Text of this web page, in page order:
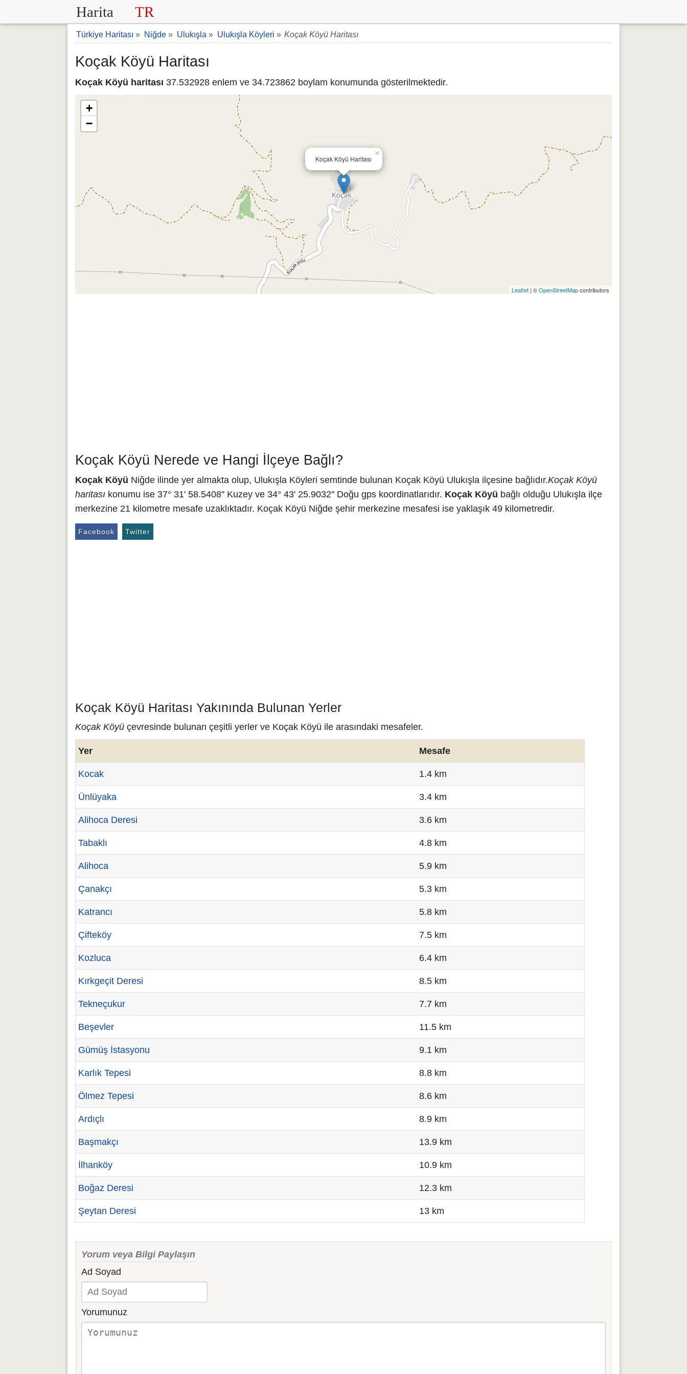
Harita TR
Türkiye Haritası » Niğde » Ulukışla » Ulukışla Köyleri » Koçak Köyü Haritası
Koçak Köyü Haritası
Koçak Köyü haritası 37.532928 enlem ve 34.723862 boylam konumunda gösterilmektedir.
Koçak Köyü Haritası
×
+
−
Leaflet | ©OpenStreetMapcontributors
Koçak Köyü Nerede ve Hangi İlçeye Bağlı?
Koçak Köyü Niğde ilinde yer almakta olup, Ulukışla Köyleri semtinde bulunan Koçak Köyü Ulukışla ilçesine bağlıdır.Koçak Köyü
haritası konumu ise 37° 31' 58.5408'' Kuzey ve 34° 43' 25.9032'' Doğu gps koordinatlarıdır. Koçak Köyü bağlı olduğu Ulukışla ilçe
merkezine 21 kilometre mesafe uzaklıktadır. Koçak Köyü Niğde şehir merkezine mesafesi ise yaklaşık 49 kilometredir.
Facebook Twitter
Koçak Köyü Haritası Yakınında Bulunan Yerler
Koçak Köyü çevresinde bulunan çeşitli yerler ve Koçak Köyü ile arasındaki mesafeler.
Yer Mesafe
Kocak 1.4 km
Ünlüyaka 3.4 km
Alihoca Deresi 3.6 km
Tabaklı 4.8 km
Alihoca 5.9 km
Çanakçı 5.3 km
Katrancı 5.8 km
Çifteköy 7.5 km
Kozluca 6.4 km
Kırkgeçit Deresi 8.5 km
Tekneçukur 7.7 km
Beşevler 11.5 km
Gümüş İstasyonu 9.1 km
Karlık Tepesi 8.8 km
Ölmez Tepesi 8.6 km
Ardıçlı 8.9 km
Başmakçı 13.9 km
İlhanköy 10.9 km
Boğaz Deresi 12.3 km
Şeytan Deresi 13 km
Yorum veya Bilgi Paylaşın
Ad Soyad
Yorumunuz